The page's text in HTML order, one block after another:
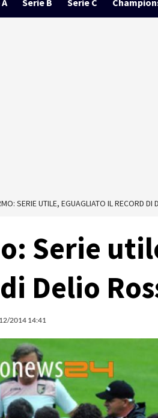
Serie B Serie C
SERIE UTILE, EGUAGLIATO IL RECORD DI
Serie
Delio
2014 14:41